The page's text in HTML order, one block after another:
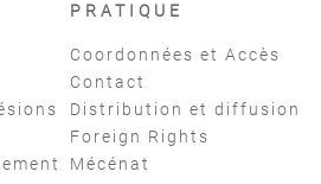
PRATIQUE
Coordonnées et Accès
Contact
Distribution et diffusion
Foreign Rights
Mécénat